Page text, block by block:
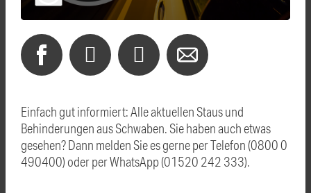
Einfach gut informiert: Alle aktuellen Staus und
Behinderungen aus Schwaben. Sie haben auch etwas
gesehen? Dann melden Sie es gerne per Telefon (0800 0
490400) oder per WhatsApp (01520 242 333).